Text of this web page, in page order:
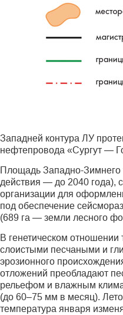
Западней контура ЛУ
нефтепровода «Сургут —
Площадь Западно-Зимнего
действия — до 2040 года),
организации для
под обеспечение
(689 га — земли лесного
В генетическом
слоистыми песчаными и
эрозионного
отложений преобладают
рельефом и влажным
(до 60–75 мм в месяц).
температура января